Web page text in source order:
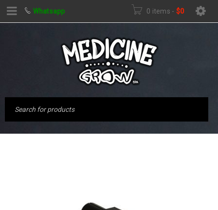
Whatsapp 0 items - $0